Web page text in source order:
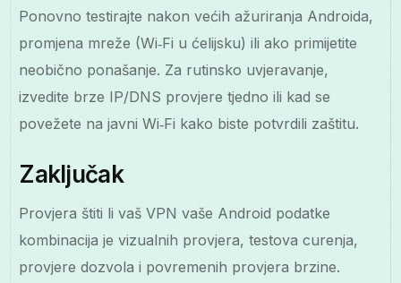
Ponovno testirajte nakon većih ažuriranja Androida,
promjena mreže (Wi‑Fi u ćelijsku) ili ako primijetite
neobično ponašanje. Za rutinsko uvjeravanje,
izvedite brze IP/DNS provjere tjedno ili kad se
povežete na javni Wi‑Fi kako biste potvrdili zaštitu.
Zaključak
Provjera štiti li vaš VPN vaše Android podatke
kombinacija je vizualnih provjera, testova curenja,
provjere dozvola i povremenih provjera brzine.